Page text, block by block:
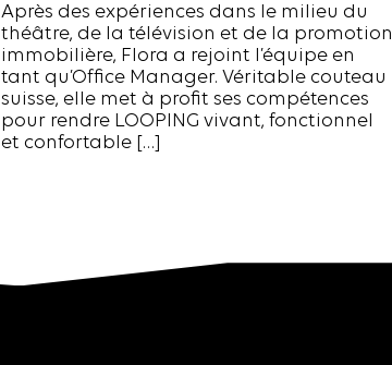
Après des expériences dans le milieu du
théâtre, de la télévision et de la promotion
immobilière, Flora a rejoint l’équipe en
tant qu’Office Manager. Véritable couteau
suisse, elle met à profit ses compétences
pour rendre LOOPING vivant, fonctionnel
et confortable […]